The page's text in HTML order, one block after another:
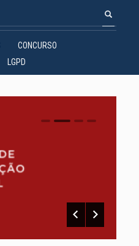
CONCURSO
LGPD
0 1 2